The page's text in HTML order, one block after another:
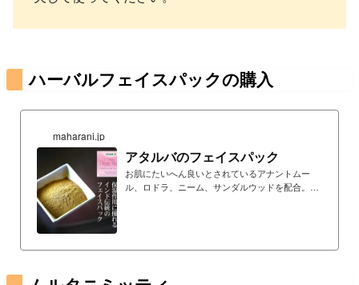
ハーバルフェイスパックの購入
maharani.jp
アタルバのフェイスパック
お肌にたいへん良いとされているアナントムー
ル、ロドラ、ニーム、サンダルウッドを配合。天